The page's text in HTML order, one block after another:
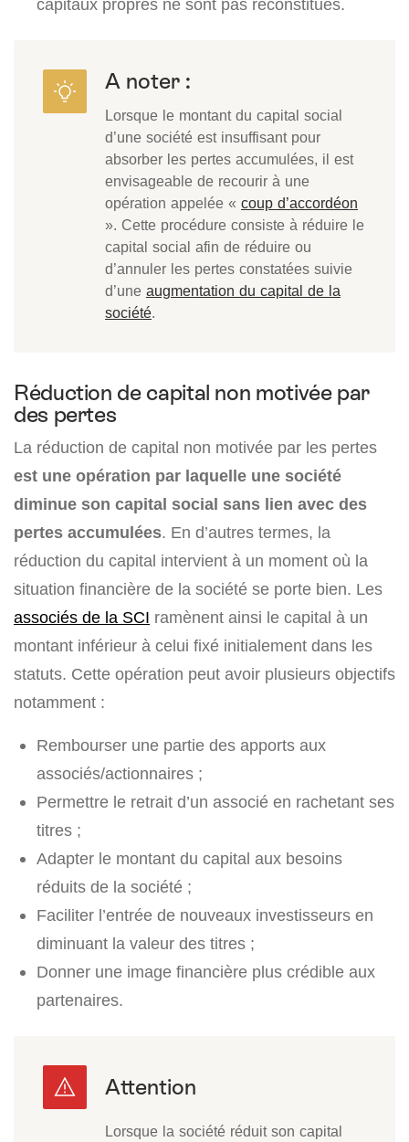
capitaux propres ne sont pas reconstitués.
A noter :
Lorsque le montant du capital social
d’une société est insuffisant pour
absorber les pertes accumulées, il est
envisageable de recourir à une
opération appelée « coup d’accordéon
». Cette procédure consiste à réduire le
capital social afin de réduire ou
d’annuler les pertes constatées suivie
d’une augmentation du capital de la
société.
Réduction de capital non motivée par
des pertes
La réduction de capital non motivée par les pertes
est une opération par laquelle une société
diminue son capital social sans lien avec des
pertes accumulées. En d’autres termes, la
réduction du capital intervient à un moment où la
situation financière de la société se porte bien. Les
associés de la SCI ramènent ainsi le capital à un
montant inférieur à celui fixé initialement dans les
statuts. Cette opération peut avoir plusieurs objectifs
notamment :
Rembourser une partie des apports aux
associés/actionnaires ;
Permettre le retrait d’un associé en rachetant ses
titres ;
Adapter le montant du capital aux besoins
réduits de la société ;
Faciliter l’entrée de nouveaux investisseurs en
diminuant la valeur des titres ;
Donner une image financière plus crédible aux
partenaires.
Lorsque la société réduit son capital